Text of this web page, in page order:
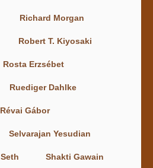
Richard Morgan
Robert T. Kiyosaki
Rosta Erzsébet
Ruediger Dahlke
Révai Gábor
Selvarajan Yesudian
Seth Shakti Gawain